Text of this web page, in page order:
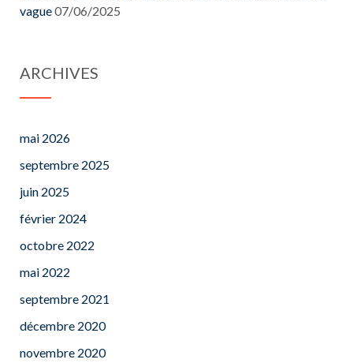
vague07/06/2025
ARCHIVES
mai 2026
septembre 2025
juin 2025
février 2024
octobre 2022
mai 2022
septembre 2021
décembre 2020
novembre 2020